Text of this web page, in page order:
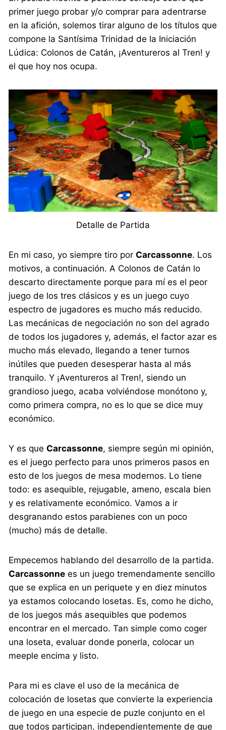
primer juego probar y/o comprar para adentrarse
en la afición, solemos tirar alguno de los títulos que
compone la Santísima Trinidad de la Iniciación
Lúdica: Colonos de Catán, ¡Aventureros al Tren! y
el que hoy nos ocupa.
Detalle de Partida
En mi caso, yo siempre tiro porCarcassonne. Los
motivos, a continuación. A Colonos de Catán lo
descarto directamente porque para mí es el peor
juego de los tres clásicos y es un juego cuyo
espectro de jugadores es mucho más reducido.
Las mecánicas de negociación no son del agrado
de todos los jugadores y, además, el factor azar es
mucho más elevado, llegando a tener turnos
inútiles que pueden desesperar hasta al más
tranquilo. Y ¡Aventureros al Tren!, siendo un
grandioso juego, acaba volviéndose monótono y,
como primera compra, no es lo que se dice muy
económico.
Y es queCarcassonne, siempre según mi opinión,
es el juego perfecto para unos primeros pasos en
esto de los juegos de mesa modernos. Lo tiene
todo: es asequible, rejugable, ameno, escala bien
y es relativamente económico. Vamos a ir
desgranando estos parabienes con un poco
(mucho) más de detalle.
Empecemos hablando del desarrollo de la partida.
Carcassonne es un juego tremendamente sencillo
que se explica en un periquete y en diez minutos
ya estamos colocando losetas. Es, como he dicho,
de los juegos más asequibles que podemos
encontrar en el mercado. Tan simple como coger
una loseta, evaluar donde ponerla, colocar un
meeple encima y listo.
Para mi es clave el uso de la mecánica de
colocación de losetas que convierte la experiencia
de juego en una especie de puzle conjunto en el
que todos participan, independientemente de que